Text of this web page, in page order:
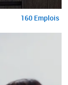
160 Emplois